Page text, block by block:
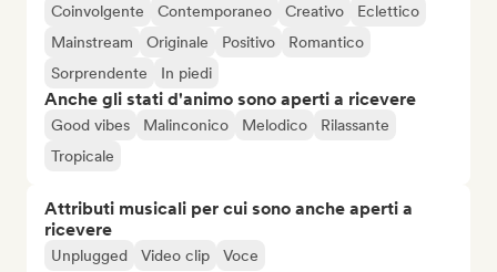
Coinvolgente Contemporaneo Creativo
Eclettico
Mainstream
Originale Positivo
Romantico
Sorprendente
In piedi
Anche gli stati d'animo sono aperti a ricevere
Good vibes Malinconico Melodico
Rilassante
Tropicale
Attributi musicali per cui sono anche aperti a
ricevere
Unplugged Video clip Voce